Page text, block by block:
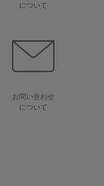
について
お問い合わせ
について